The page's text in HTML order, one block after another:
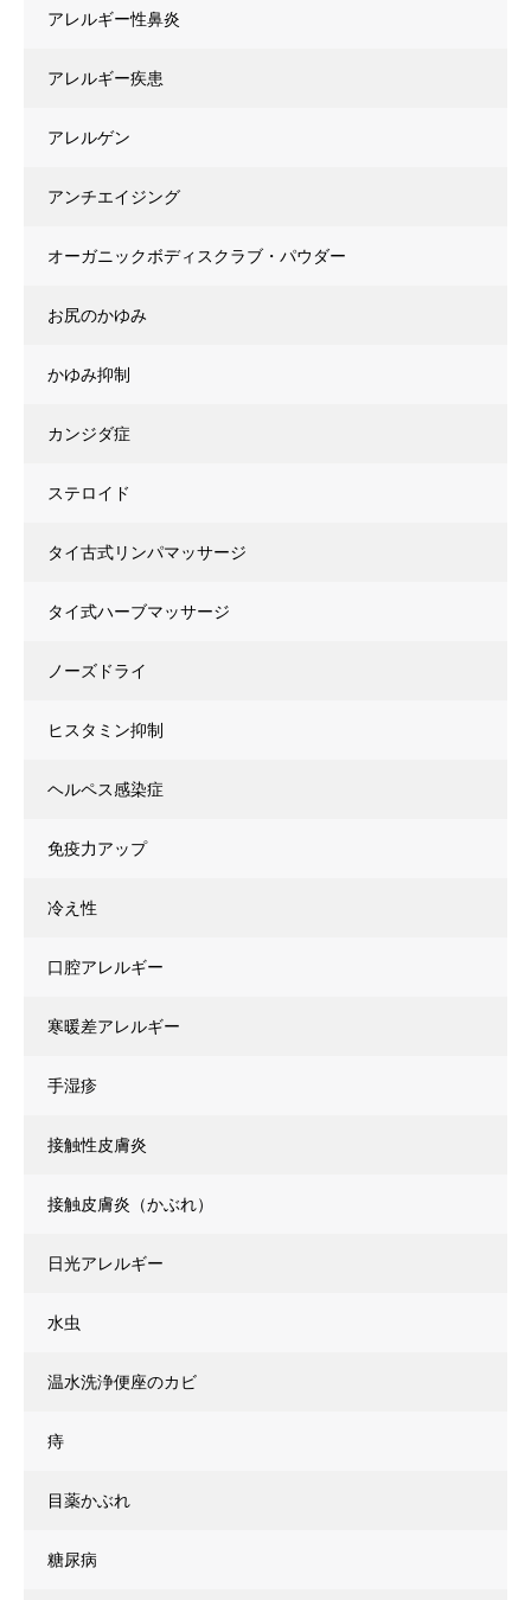
アレルギー性鼻炎
アレルギー疾患
アレルゲン
アンチエイジング
オーガニックボディスクラブ・パウダー
お尻のかゆみ
かゆみ抑制
カンジダ症
ステロイド
タイ古式リンパマッサージ
タイ式ハーブマッサージ
ノーズドライ
ヒスタミン抑制
ヘルペス感染症
免疫力アップ
冷え性
口腔アレルギー
寒暖差アレルギー
手湿疹
接触性皮膚炎
接触皮膚炎（かぶれ）
日光アレルギー
水虫
温水洗浄便座のカビ
痔
目薬かぶれ
糖尿病